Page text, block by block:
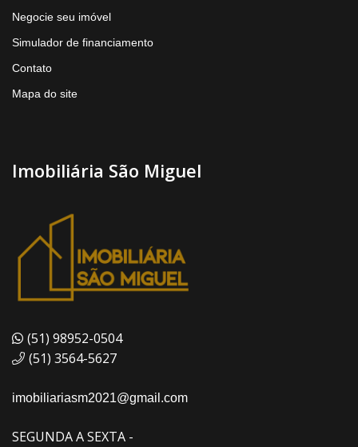
Negocie seu imóvel
Simulador de financiamento
Contato
Mapa do site
Imobiliária São Miguel
(51) 98952-0504
(51) 3564-5627
imobiliariasm2021@gmail.com
SEGUNDA A SEXTA -